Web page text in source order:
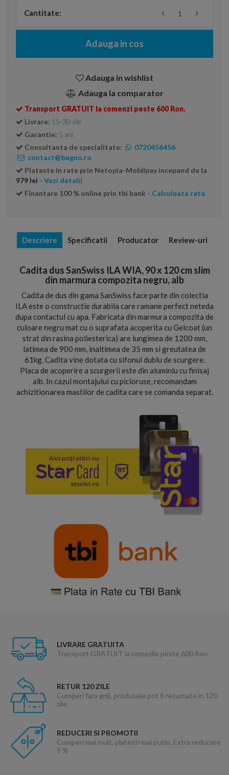
Cantitate:
Adauga in cos
Adauga in wishlist
Adauga la comparator
Transport GRATUIT la comenzi peste 600 Ron.
Livrare: 15-30 zile
Garantie: 5 ani
Consultanta de specialitate:
0720456456
contact@bagno.ro
Plateste in rate prin Netopia-Mobilpay incepand de la
979 lei - Vezi detalii
Finantare 100 % online prin tbi bank - Calculeaza rata
Descriere Specificatii Producator Review-uri
Cadita dus SanSwiss ILA WIA, 90 x 120 cm slim
din marmura compozita negru, alb
Cadita de dus din gama SanSwiss face parte din colectia
ILA este o constructie durabila care ramane perfect neteda
dupa contactul cu apa. Fabricata din marmura compozita de
culoare negru mat cu o suprafata acoperita cu Gelcoat (un
strat din rasina poliesterica) are lungimea de 1200 mm,
latimea de 900 mm, inaltimea de 35 mm si greutatea de
61kg. Cadita vine dotata cu sifonul dublu de scurgere.
Placa de acoperire a scurgerii este din aluminiu cu finisaj
alb. In cazul montajului cu picioruse, recomandam
achizitionarea mastilor de cadita care se comanda separat.
LIVRARE GRATUITA
Transport GRATUIT la comezile peste 600 Ron
RETUR 120 ZILE
Cumperi fara griji, produsele pot fi returnate in 120
zile
REDUCERI SI PROMOTII
Cumperi mai mult, platesti mai putin. Extra reducere
5 %